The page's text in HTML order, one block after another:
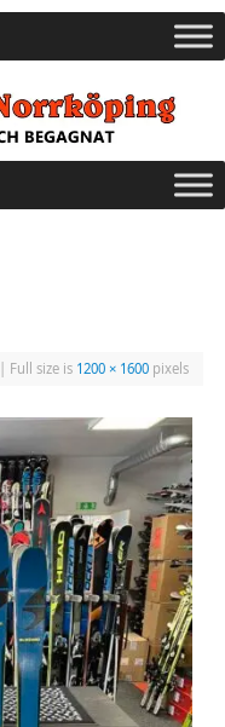
Full size is 1200 × 1600pixels